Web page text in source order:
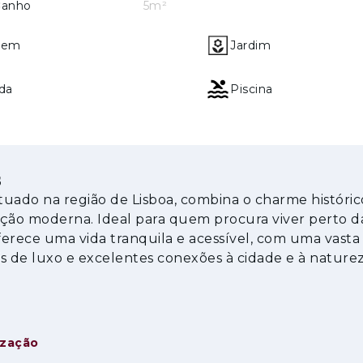
dos Cavaleiros, no município de Loures, numa
A ligação direta à A8 posiciona esta
expedito ao centro de Lisboa. Escola secundária,
prazo.
5m²
Jardim
Piscina
na região de Lisboa, combina o charme
moderna. Ideal para quem procura viver perto
uma vida tranquila e acessível, com uma
de luxo e excelentes conexões à cidade e à